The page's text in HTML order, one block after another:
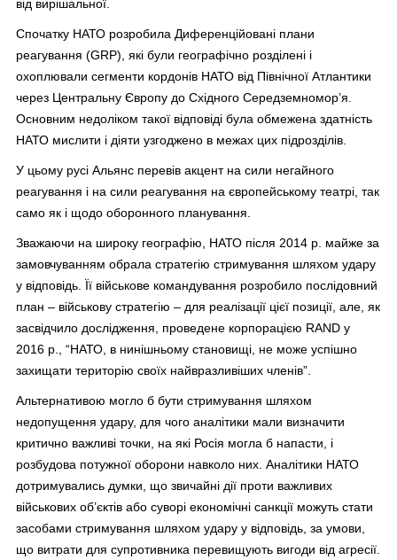
від вирішальної.
Спочатку НАТО розробила Диференційовані плани
реагування (GRP), які були географічно розділені і
охоплювали сегменти кордонів НАТО від Північної Атлантики
через Центральну Європу до Східного Середземномор’я.
Основним недоліком такої відповіді була обмежена здатність
НАТО мислити і діяти узгоджено в межах цих підрозділів.
У цьому русі Альянс перевів акцент на сили негайного
реагування і на сили реагування на європейському театрі, так
само як і щодо оборонного планування.
Зважаючи на широку географію, НАТО після 2014 р. майже за
замовчуванням обрала стратегію стримування шляхом удару
у відповідь. Її військове командування розробило послідовний
план – військову стратегію – для реалізації цієї позиції, але, як
засвідчило дослідження, проведене корпорацією RAND у
2016 р., “НАТО, в нинішньому становищі, не може успішно
захищати територію своїх найвразливіших членів”.
Альтернативою могло б бути стримування шляхом
недопущення удару, для чого аналітики мали визначити
критично важливі точки, на які Росія могла б напасти, і
розбудова потужної оборони навколо них. Аналітики НАТО
дотримувались думки, що звичайні дії проти важливих
військових об’єктів або суворі економічні санкції можуть стати
засобами стримування шляхом удару у відповідь, за умови,
що витрати для супротивника перевищують вигоди від агресії.